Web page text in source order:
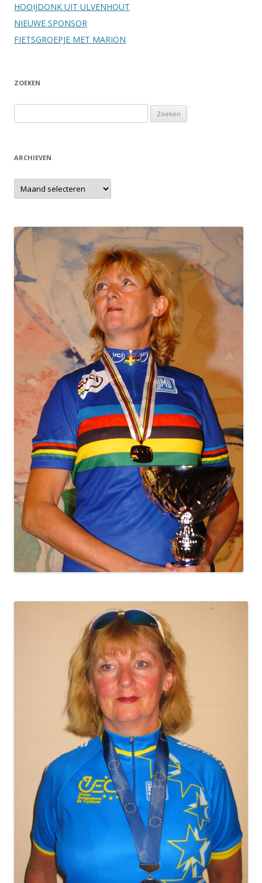
HOOIJDONK UIT ULVENHOUT
NIEUWE SPONSOR
FIETSGROEPJE MET MARION
ZOEKEN
naar:
ARCHIEVEN
Archieven